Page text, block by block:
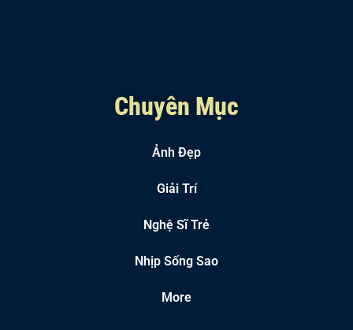
Chuyên Mục
Ảnh Đẹp
Giải Trí
Nghệ Sĩ Trẻ
Nhịp Sống Sao
More